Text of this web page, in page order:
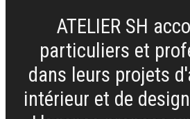
ATELIER SH
particuliers et
dans leurs projets
intérieur et de